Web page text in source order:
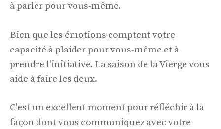
à parler pour vous-même.
Bien que les émotions comptent votre
capacité à plaider pour vous-même et à
prendre l'initiative. La saison de la Vierge vous
aide à faire les deux.
C'est un excellent moment pour réfléchir à la
façon dont vous communiquez avec votre